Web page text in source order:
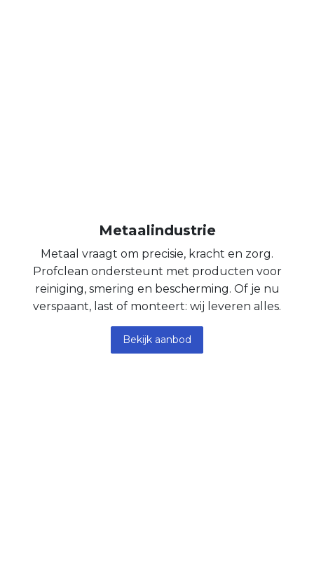
Metaalindustrie
Metaal vraagt om precisie, kracht en zorg.
Profclean ondersteunt met producten voor
reiniging, smering en bescherming. Of je nu
verspaant, last of monteert: wij leveren alles.
Bekijk aanbod